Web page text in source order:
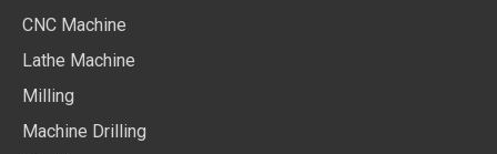
CNC Machine
Lathe Machine
Milling
Machine Drilling